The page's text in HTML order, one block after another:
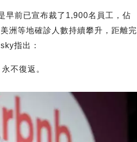
早前已宣布裁了1,900名員工，佔
洲等地確診人數持續攀升，距離完
指出：
不復返。